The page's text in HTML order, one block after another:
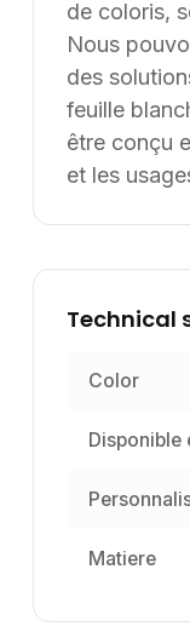
de coloris,
Nous
des
feuille
être conçu
et les
Technical
Color
Disponible
Matiere